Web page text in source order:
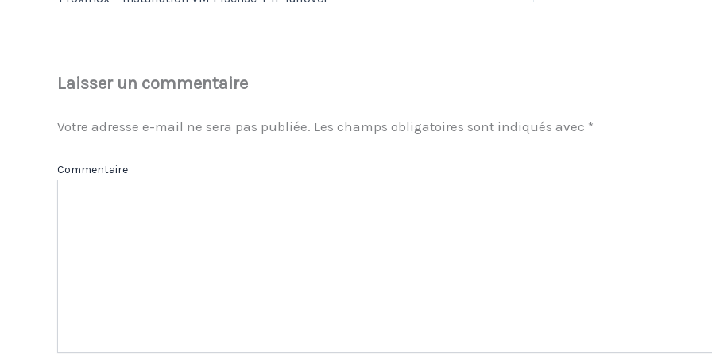
Laisser un commentaire
Votre adresse e-mail ne sera pas publiée. Les champs obligatoires sont indiqués avec *